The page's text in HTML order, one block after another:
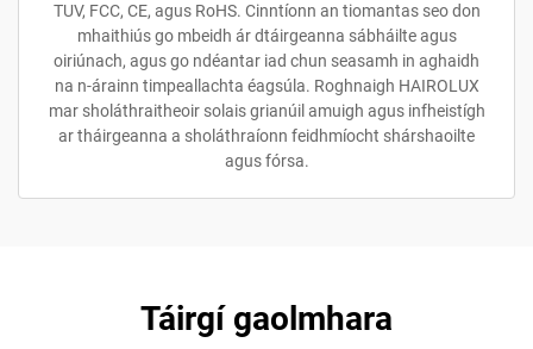
TUV, FCC, CE, agus RoHS. Cinntíonn an tiomantas seo don
mhaithiús go mbeidh ár dtáirgeanna sábháilte agus
oiriúnach, agus go ndéantar iad chun seasamh in aghaidh
na n-árainn timpeallachta éagsúla. Roghnaigh HAIROLUX
mar sholáthraitheoir solais grianúil amuigh agus infheistígh
ar tháirgeanna a sholáthraíonn feidhmíocht shárshaoilte
agus fórsa.
Táirgí gaolmhara